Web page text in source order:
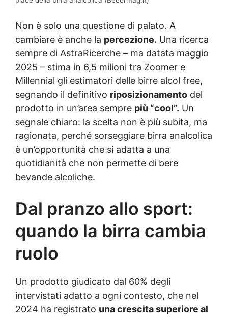
Non è solo una questione di palato. A
cambiare è anche la percezione. Una ricerca
sempre di AstraRicerche – ma datata maggio
2025 – stima in 6,5 milioni tra Zoomer e
Millennial gli estimatori delle birre alcol free,
segnando il definitivo riposizionamento del
prodotto in un’area sempre più “cool”. Un
segnale chiaro: la scelta non è più subita, ma
ragionata, perché sorseggiare birra analcolica
è un’opportunità che si adatta a una
quotidianità che non permette di bere
bevande alcoliche.
Dal pranzo allo sport:
quando la birra cambia
ruolo
Un prodotto giudicato dal 60% degli
intervistati adatto a ogni contesto, che nel
2024 ha registrato una crescita superiore al